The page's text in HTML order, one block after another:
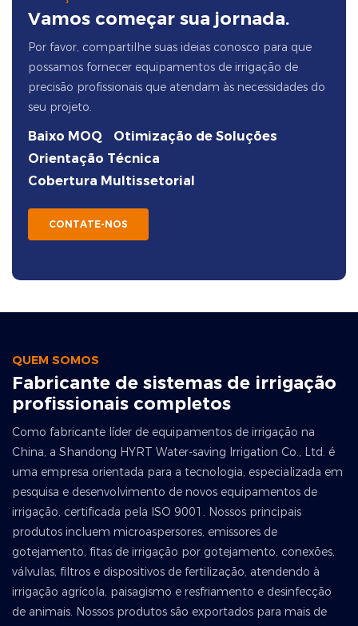
Vamos começar sua jornada.
Por favor, compartilhe suas ideias conosco para que
possamos fornecer equipamentos de irrigação de
precisão profissionais que atendam às necessidades do
seu projeto.
Baixo MOQ
Otimização de Soluções
Orientação Técnica
Cobertura Multissetorial
CONTATE-NOS
QUEM SOMOS
Fabricante de sistemas de irrigação
profissionais completos
Como fabricante líder de equipamentos de irrigação na
China, a Shandong HYRT Water-saving Irrigation Co., Ltd. é
uma empresa orientada para a tecnologia, especializada em
pesquisa e desenvolvimento de novos equipamentos de
irrigação, certificada pela ISO 9001. Nossos principais
produtos incluem microaspersores, emissores de
gotejamento, fitas de irrigação por gotejamento, conexões,
válvulas, filtros e dispositivos de fertilização, atendendo à
irrigação agrícola, paisagismo e resfriamento e desinfecção
de animais. Nossos produtos são exportados para mais de